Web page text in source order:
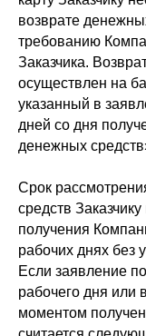
возврате
требованию
Заказчика.
осуществлен на
указанный в
дней со дня
денежных
Срок
средств
получения
рабочих днях без
Если заявление
рабочего дня или
моментом